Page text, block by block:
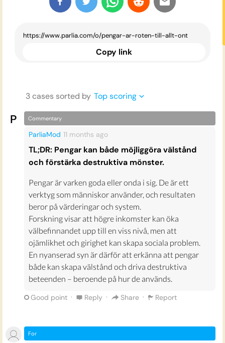
Copy link
3cases sorted by Top scoring
Commentary
ParliaMod 11 months ago
TL;DR: Pengar kan både möjliggöra välstånd
och förstärka destruktiva mönster.
Pengar är varken goda eller onda i sig. De är ett
verktyg som människor använder, och resultaten
beror på värderingar och system.
Forskning visar att högre inkomster kan öka
välbefinnandet upp till en viss nivå, men att
ojämlikhet och girighet kan skapa sociala problem.
En nyanserad syn är därför att erkänna att pengar
både kan skapa välstånd och driva destruktiva
beteenden – beroende på hur de används.
Good point · Reply · Share · Report
For